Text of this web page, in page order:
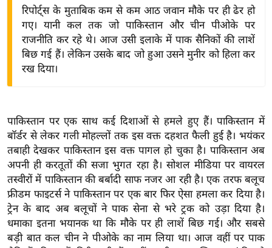
द्यो
त
वि
शे
ष
ज्ञ
रा
य
ब
रिपोर्ट्स के मुताबिक कम से कम आठ जवान मौके पर ही ढेर हो
गए। यानी कल तक जो पाकिस्तान और चीन पीओके पर
राजनीति कर रहे थे। आज उसी इलाके में पाक सैनिकों की लाशें
बिछ गई हैं। लेकिन उसके बाद जो हुआ उसने मुनीर को हिला कर
रख दिया।
पाकिस्तान पर एक साथ कई दिशाओं से हमले हुए हैं। पाकिस्तान में
बॉर्डर से लेकर गली मोहल्लों तक इस वक्त दहशत फैली हुई है। भयंकर
तबाही देखकर पाकिस्तान इस वक्त पागल हो चुका है। पाकिस्तान अब
अपनी ही करतूतों की सजा भुगत रहा है। सोशल मीडिया पर वायरल
तस्वीरों में पाकिस्तान की बर्बादी साफ नजर आ रही है। एक तरफ बलूच
फ्रीडम फाइटर्स ने पाकिस्तान पर एक बार फिर ऐसा हमला कर दिया है।
ट्रेन के बाद अब बलूचों ने पाक सेना से भरे ट्रक को उड़ा दिया है।
धमाका इतना भयानक था कि मौके पर ही लाशें बिछ गई। और सबसे
बड़ी बात कल चीन ने पीओके का नाम लिया था। आज वहीं पर पाक